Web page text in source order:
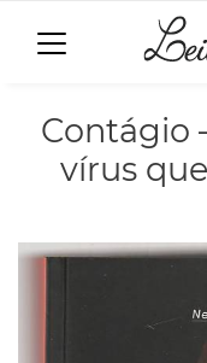
Contágio
vírus